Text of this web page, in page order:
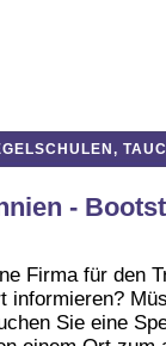
-
Firma für den
informieren?
Sie eine